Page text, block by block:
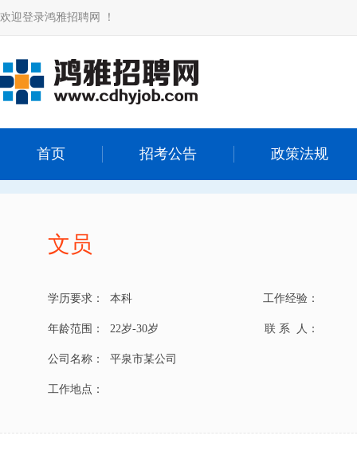
欢迎登录鸿雅招聘网 ！
首页 招考公告 政策法规
文员
学历要求： 本科 工作经验：
年龄范围： 22岁-30岁 联 系 人：
公司名称： 平泉市某公司
工作地点：